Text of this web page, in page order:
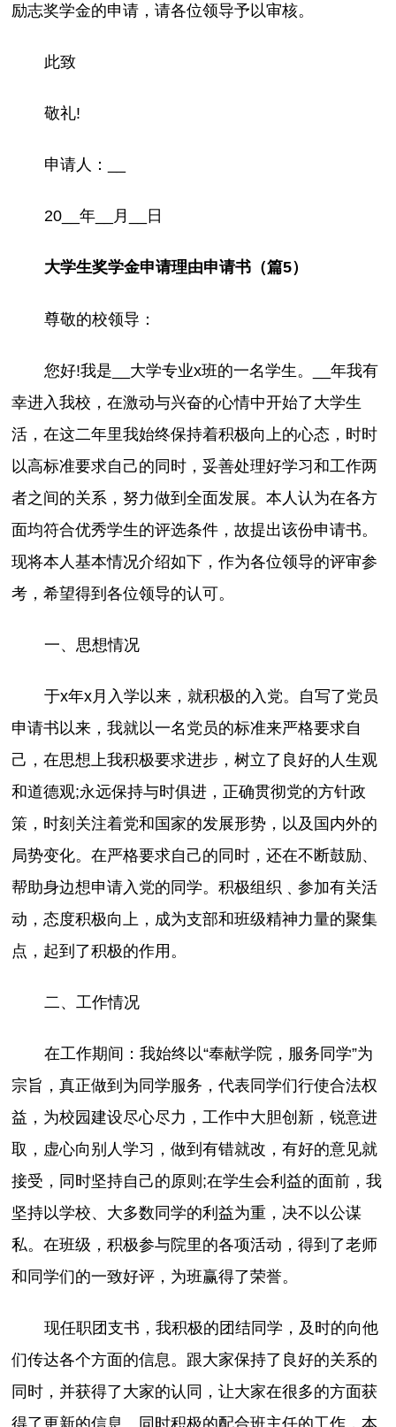
励志奖学金的申请，请各位领导予以审核。
此致
敬礼!
申请人：__
20__年__月__日
大学生奖学金申请理由申请书（篇5）
尊敬的校领导：
您好!我是__大学专业x班的一名学生。__年我有
幸进入我校，在激动与兴奋的心情中开始了大学生
活，在这二年里我始终保持着积极向上的心态，时时
以高标准要求自己的同时，妥善处理好学习和工作两
者之间的关系，努力做到全面发展。本人认为在各方
面均符合优秀学生的评选条件，故提出该份申请书。
现将本人基本情况介绍如下，作为各位领导的评审参
考，希望得到各位领导的认可。
一、思想情况
于x年x月入学以来，就积极的入党。自写了党员
申请书以来，我就以一名党员的标准来严格要求自
己，在思想上我积极要求进步，树立了良好的人生观
和道德观;永远保持与时俱进，正确贯彻党的方针政
策，时刻关注着党和国家的发展形势，以及国内外的
局势变化。在严格要求自己的同时，还在不断鼓励、
帮助身边想申请入党的同学。积极组织﹑参加有关活
动，态度积极向上，成为支部和班级精神力量的聚集
点，起到了积极的作用。
二、工作情况
在工作期间：我始终以“奉献学院，服务同学”为
宗旨，真正做到为同学服务，代表同学们行使合法权
益，为校园建设尽心尽力，工作中大胆创新，锐意进
取，虚心向别人学习，做到有错就改，有好的意见就
接受，同时坚持自己的原则;在学生会利益的面前，我
坚持以学校、大多数同学的利益为重，决不以公谋
私。在班级，积极参与院里的各项活动，得到了老师
和同学们的一致好评，为班赢得了荣誉。
现任职团支书，我积极的团结同学，及时的向他
们传达各个方面的信息。跟大家保持了良好的关系的
同时，并获得了大家的认同，让大家在很多的方面获